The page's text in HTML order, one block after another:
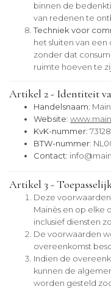
binnen de
van redenen te
Techniek voor
het sluiten van een
zonder dat
ruimte hoeven te
Artikel 2 - Identiteit
Handelsnaam:
Website:
KvK-nummer:
BTW-nummer:
Contact:
Artikel 3 -
Deze
Mainès en op elke
inclusief diensten
De voorwaarden
overeenkomst
Indien de
kunnen de
worden gesteld